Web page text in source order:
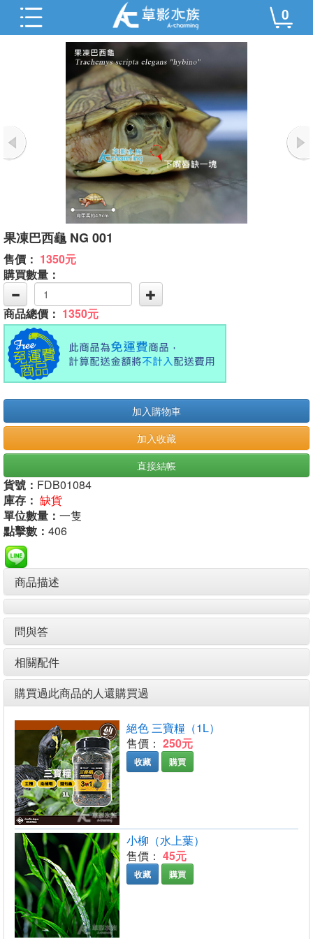
0
果凍巴西龜 NG 001
售價： 1350元
購買數量：
商品總價： 1350元
加入購物車
加入收藏
直接結帳
貨號： FDB01084
庫存： 缺貨
單位數量： 一隻
點擊數： 406
商品描述
問與答
相關配件
購買過此商品的人還購買過
絕色 三寶糧（1L）
售價： 250元
收藏 購買
小柳（水上葉）
售價： 45元
收藏 購買